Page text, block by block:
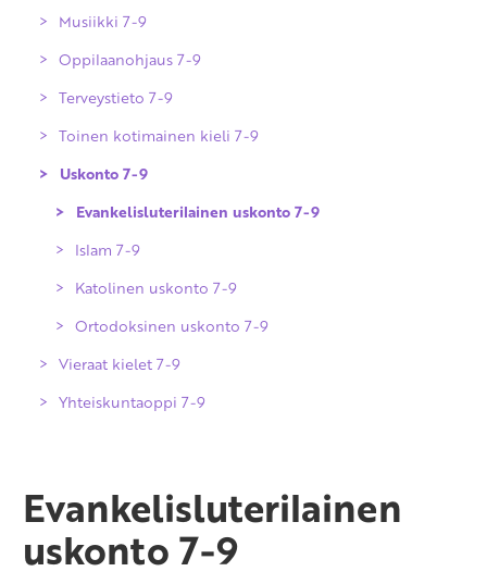
Katolinen uskonto 3-6
Ortodoksinen uskonto 3-6
Espanja, A2-oppimäärä 4-6
Ranska, A2-oppimäärä 4-6
Saksa, A2-oppimäärä 4-6
Ympäristöoppi 3-6
Musiikki 7-9
Oppilaanohjaus 7-9
Terveystieto 7-9
Toinen kotimainen kieli 7-9
Uskonto 7-9
Evankelisluterilainen uskonto 7-9
Islam 7-9
Katolinen uskonto 7-9
Ortodoksinen uskonto 7-9
Vieraat kielet 7-9
Englanti A1-oppimäärä
Ranska A2-oppimäärä
Ranska B2-oppimäärä
Yhteiskuntaoppi 7-9
Evankelisluterilainen
uskonto 7-9